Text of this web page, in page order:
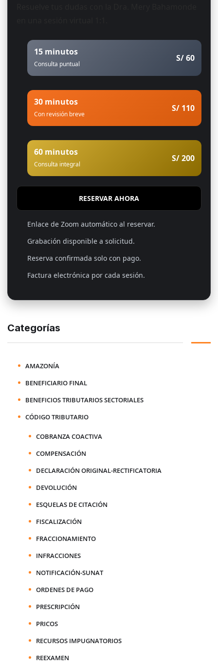
15 minutos
Consulta puntual
S/ 60
30 minutos
Con revisión breve
S/ 110
60 minutos
Consulta integral
S/ 200
RESERVAR AHORA
Enlace de Zoom automático al reservar.
Grabación disponible a solicitud.
Reserva confirmada solo con pago.
Factura electrónica por cada sesión.
Categorías
AMAZONÍA
BENEFICIARIO FINAL
BENEFICIOS TRIBUTARIOS SECTORIALES
CÓDIGO TRIBUTARIO
COBRANZA COACTIVA
COMPENSACIÓN
DECLARACIÓN ORIGINAL-RECTIFICATORIA
DEVOLUCIÓN
ESQUELAS DE CITACIÓN
FISCALIZACIÓN
FRACCIONAMIENTO
INFRACCIONES
NOTIFICACIÓN-SUNAT
ORDENES DE PAGO
PRESCRIPCIÓN
PRICOS
RECURSOS IMPUGNATORIOS
REEXAMEN